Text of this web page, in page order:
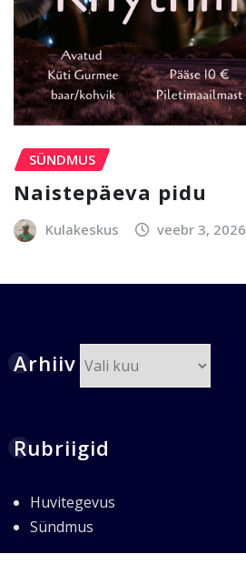
SÜNDMUS
Naistepäeva pidu
Kulakeskus veebr 3, 2026
Arhiiv
Rubriigid
Huvitegevus
Sündmus